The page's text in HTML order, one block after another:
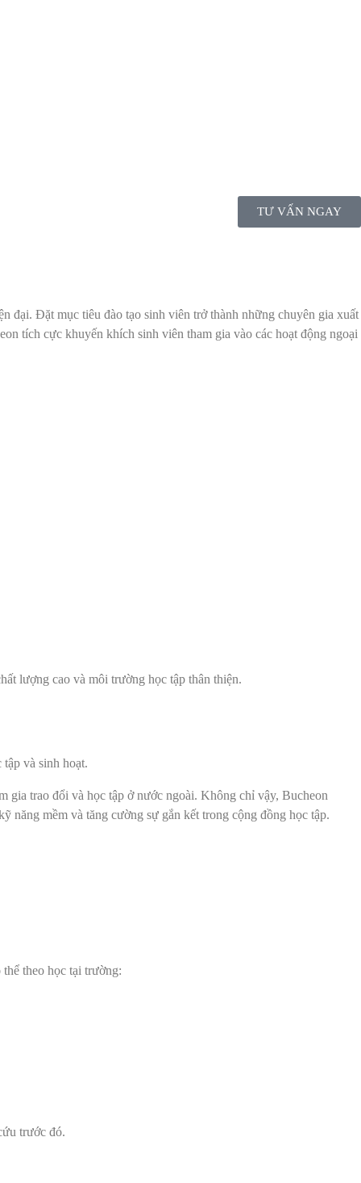
TƯ VẤN NGAY
đại. Đặt mục tiêu đào tạo sinh viên trở thành những chuyên gia xuất
tích cực khuyến khích sinh viên tham gia vào các hoạt động ngoại
lượng cao và môi trường học tập thân thiện.
và sinh hoạt.
gia trao đổi và học tập ở nước ngoài. Không chỉ vậy, Bucheon
năng mềm và tăng cường sự gắn kết trong cộng đồng học tập.
theo học tại trường:
trước đó.